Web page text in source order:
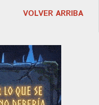
VOLVER ARRIBA